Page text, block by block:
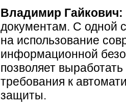
Владимир Гайкович:
документам. С одной
на использование
информационной
позволяет
требования к
защиты.